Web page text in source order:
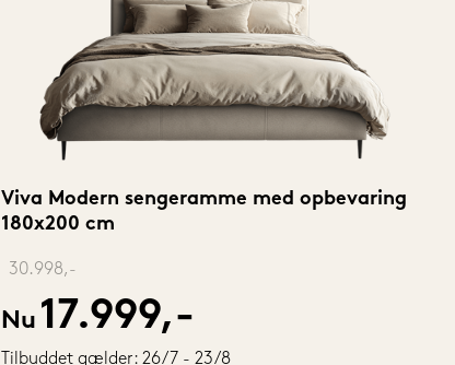
Viva Modern sengeramme med opbevaring
180x200 cm
30.998,-
Nu 17.999,-
Tilbuddet gælder: 26/7 - 23/8